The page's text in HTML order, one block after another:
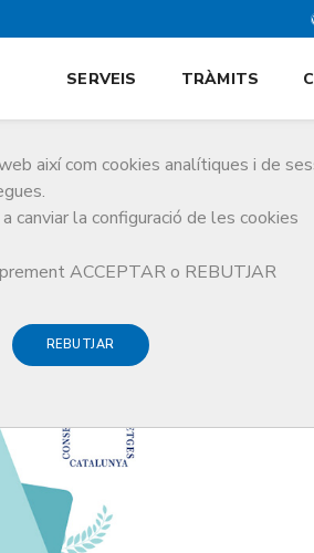
així com cookies analítiques i de
canviar la configuració de les cookies
ACCEPTAR o REBUTJAR
REBUTJAR
SERVEIS TRÀMITS
de Conciliació al sector sanitari